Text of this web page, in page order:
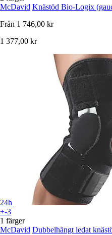
McDavid Knästöd Bio-Logix
Från 1 746,00 kr
1 377,00 kr
24h
+-3
1 färger
McDavid Dubbelhängt ledat